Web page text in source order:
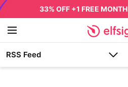
33% OFF +1 FREE MONTH
RSS Feed